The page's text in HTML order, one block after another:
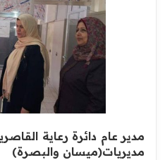
مدير عام دائرة رعاية
مديريات(ميسان والبصرة)